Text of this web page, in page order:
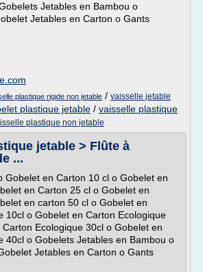
Jetables en Bambou o
Jetables en Carton o Gants
plastique rigide non jetable / vaisselle jetable
plastique jetable / vaisselle plastique
plastique non jetable
jetable > Flûte à
...
Gobelet en Carton 10 cl o Gobelet en
en Carton 25 cl o Gobelet en
en carton 50 cl o Gobelet en
10cl o Gobelet en Carton Ecologique
Ecologique 30cl o Gobelet en
40cl o Gobelets Jetables en Bambou o
Jetables en Carton o Gants